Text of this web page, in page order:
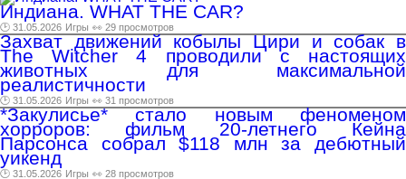
Индиана. WHAT THE CAR?
🕑 31.05.2026 Игры 👀 29 просмотров
Захват движений кобылы Цири и собак в
The Witcher 4 проводили с настоящих
животных для максимальной
реалистичности
🕑 31.05.2026 Игры 👀 31 просмотров
*Закулисье* стало новым феноменом
хорроров: фильм 20-летнего Кейна
Парсонса собрал $118 млн за дебютный
уикенд
🕑 31.05.2026 Игры 👀 28 просмотров